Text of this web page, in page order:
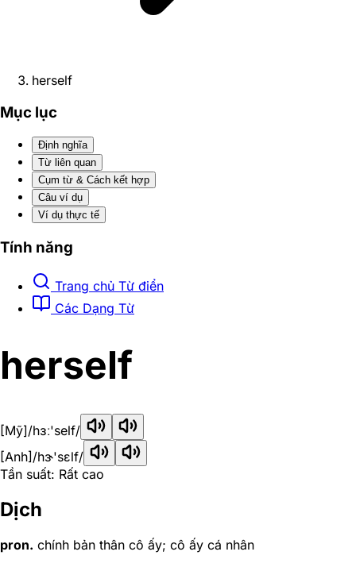
herself
Mục lục
Định nghĩa
Từ liên quan
Cụm từ & Cách kết hợp
Câu ví dụ
Ví dụ thực tế
Tính năng
Trang chủ Từ điển
Các Dạng Từ
herself
[Mỹ]/hɜː'self/
[Anh] /hɝ'sɛlf/
Tần suất: Rất cao
Dịch
pron. chính bản thân cô ấy; cô ấy cá nhân